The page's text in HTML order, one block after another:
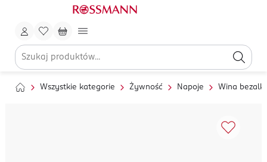
Wszystkie kategorie Żywność Napoje Wina